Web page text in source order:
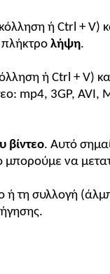
ή Ctrl + V)
πλήκτρο λήψη.
ή Ctrl + V)
mp4, 3GP, AVI,
βίντεο. Αυτό
μπορούμε να
ή τη συλλογή